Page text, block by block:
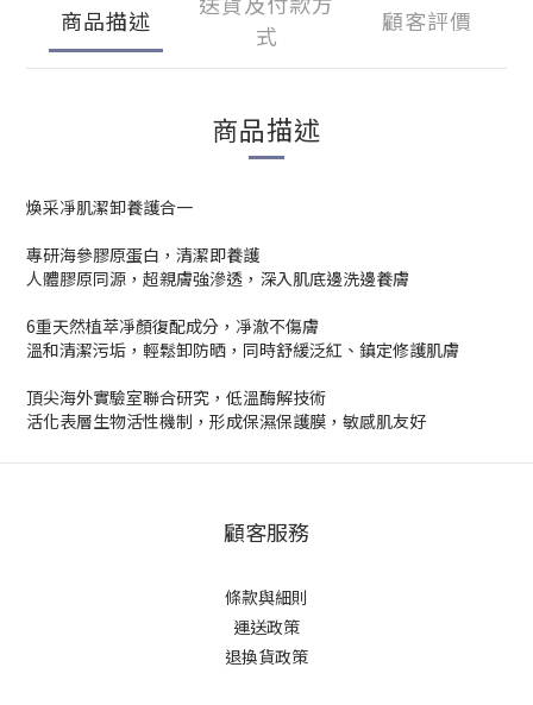
商品描述
式
顧客評價
商品描述
煥采凈肌潔卸養護合一
專研海參膠原蛋白，清潔即養護
人體膠原同源，超親膚強滲透，深入肌底邊洗邊養膚
6重天然植萃凈顏復配成分，凈澈不傷膚
溫和清潔污垢，輕鬆卸防晒，同時舒緩泛紅、鎮定修護肌膚
頂尖海外實驗室聯合研究，低溫酶解技術
活化表層生物活性機制，形成保濕保護膜，敏感肌友好
顧客服務
條款與細則
運送政策
退換貨政策